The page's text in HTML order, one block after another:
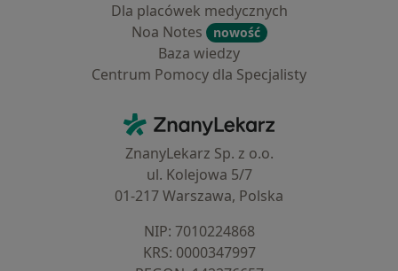
Dla placówek medycznych
Noa Notes
nowość
Baza wiedzy
Centrum Pomocy dla Specjalisty
ZnanyLekarz - Strona główna
ZnanyLekarz Sp. z o.o.
ul. Kolejowa 5/7
01-217 Warszawa, Polska
NIP: ⁠7010224868
KRS: ⁠0000347997